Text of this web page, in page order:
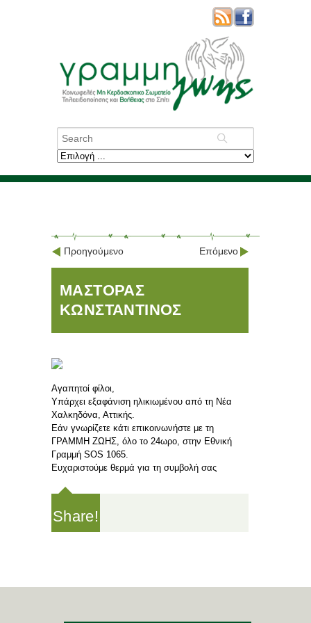
Προηγούμενο Επόμενο
ΜΑΣΤΟΡΑΣ
ΚΩΝΣΤΑΝΤΙΝΟΣ
Aγαπητοί φίλοι,
Υπάρχει εξαφάνιση ηλικιωμένου από τη Νέα
Χαλκηδόνα, Αττικής.
Εάν γνωρίζετε κάτι επικοινωνήστε με τη
ΓΡΑΜΜΗ ΖΩΗΣ, όλο το 24ωρο, στην Εθνική
Γραμμή SOS 1065.
Ευχαριστούμε θερμά για τη συμβολή σας
Share!